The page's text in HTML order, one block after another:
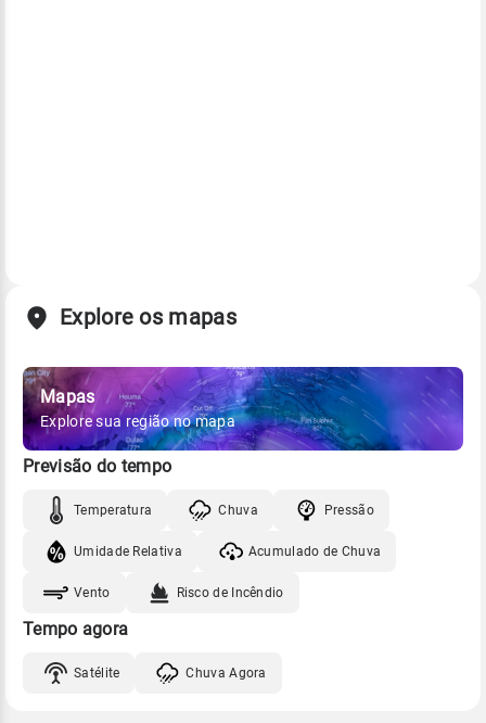
Explore os mapas
Mapas
Explore sua região no mapa
Previsão do tempo
Temperatura Chuva Pressão
Umidade Relativa Acumulado de Chuva
Vento Risco de Incêndio
Tempo agora
Satélite Chuva Agora